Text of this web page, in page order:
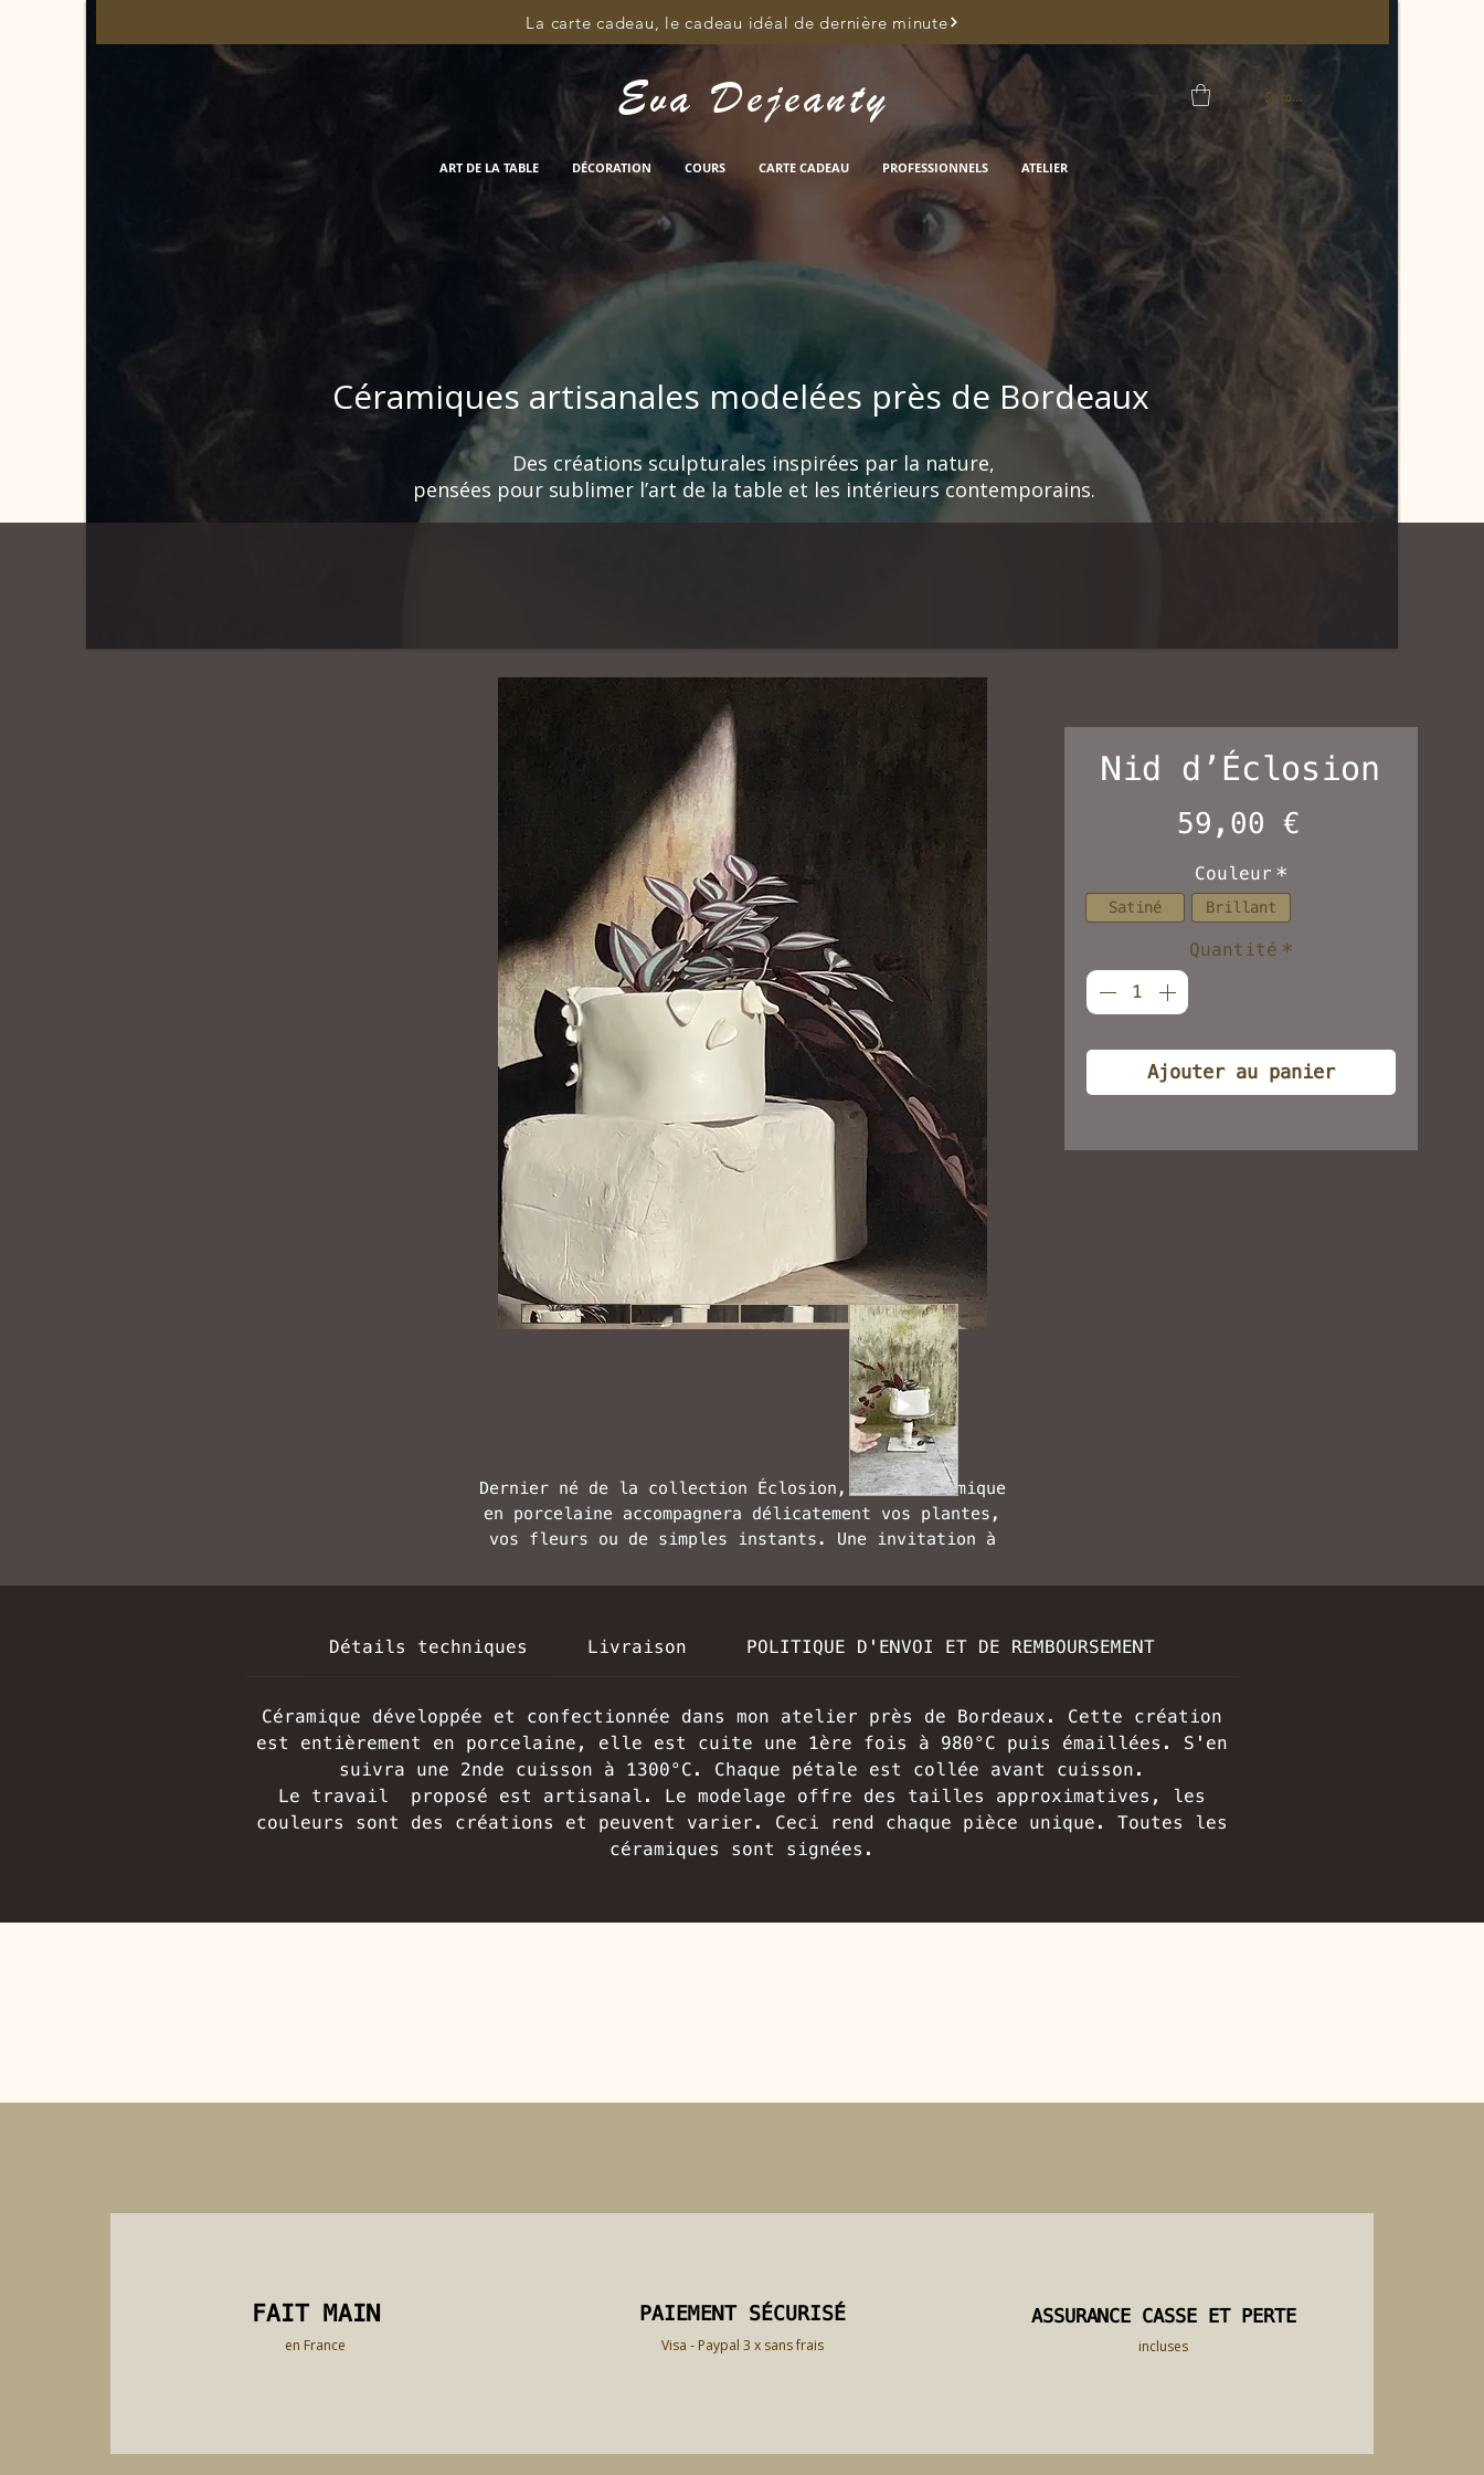
Eva Dejeanty Se connecter
ART DE LA TABLE DÉCORATION COURS CARTE CADEAU PROFESSIONNELS ATELIER
Céramiques artisanales modelées près de Bordeaux
Des créations sculpturales inspirées par la nature,
pensées pour sublimer l’art de la table et les intérieurs contemporains.
La carte cadeau, le cadeau idéal de dernière minute
Nid d’Éclosion
59,00 €
Couleur *
Satiné Brillant
Quantité *
Ajouter au panier
Dernier né de la collection Éclosion, cette céramique
en porcelaine accompagnera délicatement vos plantes,
vos fleurs ou de simples instants. Une invitation à
fini satiné.
brillante.
Détails techniques Livraison POLITIQUE D'ENVOI ET DE REMBOURSEMENT
Céramique développée et confectionnée dans mon atelier près de Bordeaux. Cette création
est entièrement en porcelaine, elle est cuite une 1ère fois à 980°C puis émaillées. S'en
suivra une 2nde cuisson à 1300°C. Chaque pétale est collée avant cuisson.
Le travail proposé est artisanal. Le modelage offre des tailles approximatives, les
couleurs sont des créations et peuvent varier. Ceci rend chaque pièce unique. Toutes les
céramiques sont signées.
FAIT MAIN
FAIT MAIN
en France
PAIEMENT SÉCURISÉ
PAIEMENT SÉCURISÉ
Visa - Paypal 3 x sans frais
ASSURANCE CASSE ET PERTE
ASSURANCE CASSE ET PERTE
incluses